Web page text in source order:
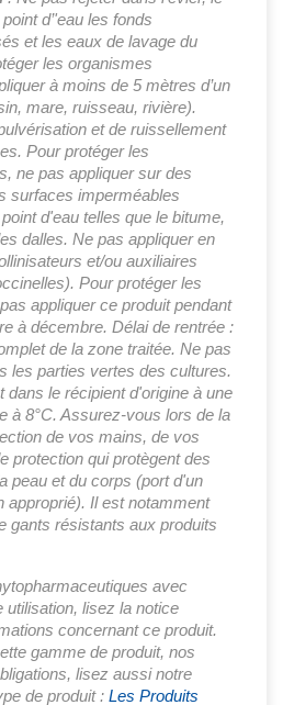
d’'eau les fonds
et les eaux de lavage du
les organismes
à moins de 5 mètres d’un
mare, ruisseau, rivière).
et de ruissellement
Pour protéger les
ne pas appliquer sur des
surfaces imperméables
d'eau telles que le bitume,
dalles. Ne pas appliquer en
et/ou auxiliaires
Pour protéger les
appliquer ce produit pendant
à décembre. Délai de rentrée :
de la zone traitée. Ne pas
les parties vertes des cultures.
dans le récipient d'origine à une
à 8°C. Assurez-vous lors de la
de vos mains, de vos
protection qui protègent des
peau et du corps (port d'un
approprié). Il est notamment
gants résistants aux produits
avec
utilisation, lisez la notice
concernant ce produit.
gamme de produit, nos
lisez aussi notre
de produit : Les Produits